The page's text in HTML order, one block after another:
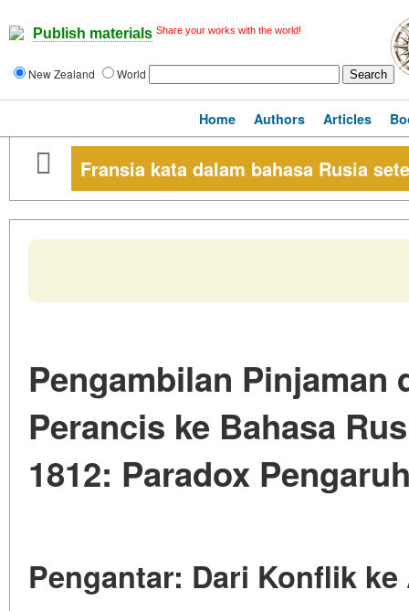
Publish materials Share your works with the world!
New Zealand World
Home Authors Articles
Fransia kata dalam bahasa Rusia
Pengambilan Pinjaman
Perancis ke Bahasa
1812: Paradox
Pengantar: Dari Konflik